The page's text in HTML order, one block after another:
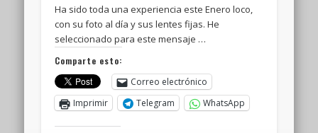
Ha sido toda una experiencia este Enero loco,
con su foto al día y sus lentes fijas. He
seleccionado para este mensaje …
Comparte esto:
Correo electrónico
Imprimir
Telegram WhatsApp